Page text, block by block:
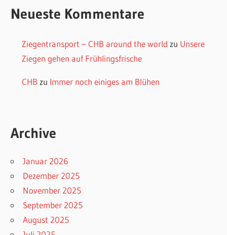
Neueste Kommentare
Ziegentransport – CHB around the world zu Unsere
Ziegen gehen auf Frühlingsfrische
CHB zu Immer noch einiges am Blühen
Archive
Januar 2026
Dezember 2025
November 2025
September 2025
August 2025